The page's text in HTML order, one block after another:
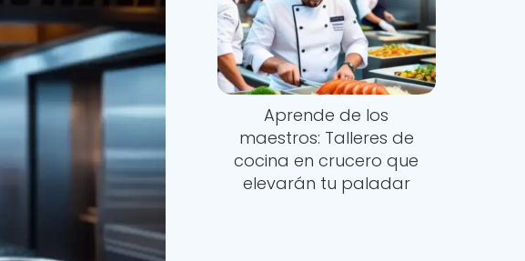
Aprende de los
maestros: Talleres de
cocina en crucero que
elevarán tu paladar